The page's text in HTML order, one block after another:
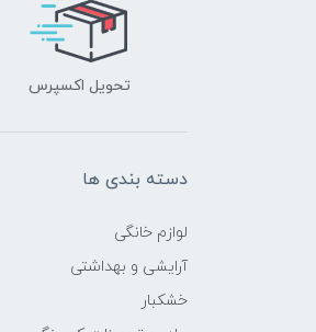
تحویل اکسپرس
دسته بندی ها
لوازم خانگی
آرایشی و بهداشتی
خشکبار